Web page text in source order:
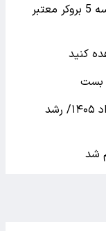
بهترین جایگزین آلپاری کدام است؟ مقایسه 5 بروکر معتبر
کنید
بست
نرخ ارز دلار، طلا سکه و یورو امروز ۱۵ مرداد ۱۴۰۵/ رشد
شد